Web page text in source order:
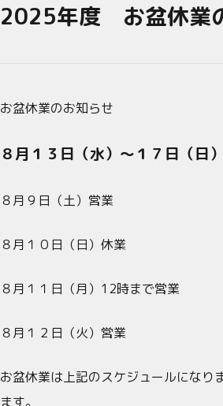
2025年度 お盆休業
お盆休業のお知らせ
８月１３日（水）～１７日（日）
８月９日（土）営業
８月１０日（日）休業
８月１１日（月）12時まで営業
８月１２日（火）営業
お盆休業は上記のスケジュールになり
ます。